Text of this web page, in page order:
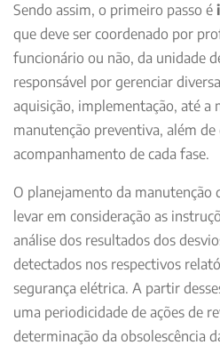
Sendo assim, o primeiro passo é
que deve ser coordenado por
funcionário ou não, da unidade
responsável por gerenciar
aquisição, implementação, até a
manutenção preventiva, além
acompanhamento de cada fase.
O planejamento da manutenção
levar em consideração as
análise dos resultados dos
detectados nos respectivos
segurança elétrica. A partir
uma periodicidade de ações de
determinação da obsolescência